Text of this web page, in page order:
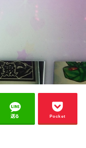
送る Pocket